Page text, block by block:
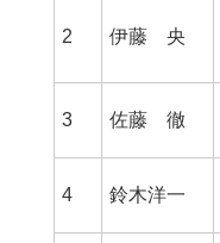
2 伊藤 央
3 佐藤 徹
4 鈴木洋一